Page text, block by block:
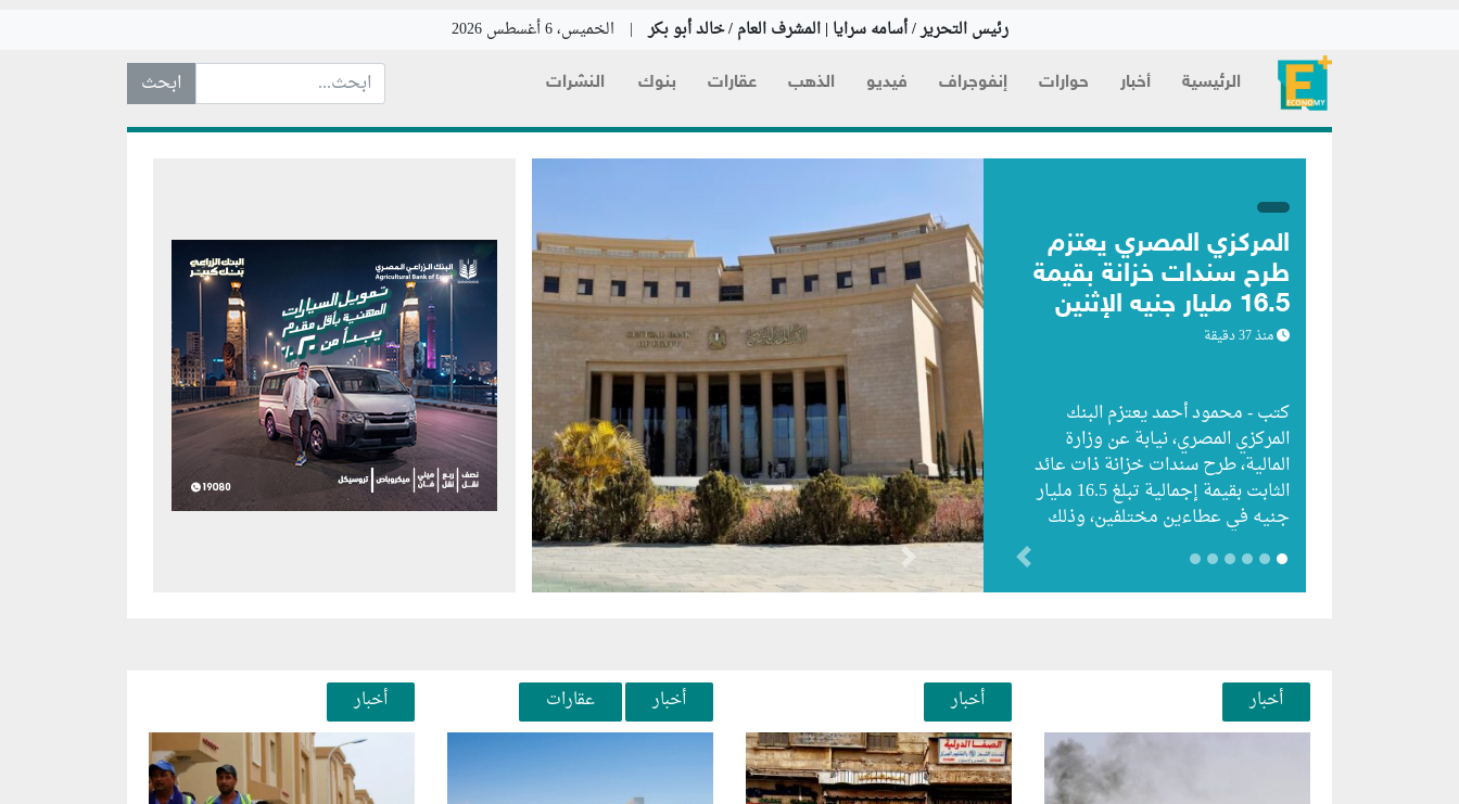
رئيس التحرير / أسامه سرايا | المشرف العام / خالد أبو بكر | الخميس، 6 أغسطس 2026
الرئيسية أخبار حوارات إنفوجراف فيديو الذهب عقارات بنوك النشرات ابحث عن... :
المركزي المصري يعتزم
طرح سندات خزانة بقيمة
16.5 مليار جنيه الإثنين
كتب - محمود أحمد يعتزم البنك
المركزي المصري، نيابة عن وزارة
المالية، طرح سندات خزانة ذات عائد
الثابت بقيمة إجمالية تبلغ 16.5 مليار
جنيه في عطاءين مختلفين، وذلك
مصادر لرويترز: الاتفاق
المقترح بسيطرة إيران
على دخول السفن لهرمز
يصعب تطبيقه
منذ ساعتين
قالت أربعة مصادر في قطاع الشحن
لوكالة "رويترز" إن الاتفاق المقترح
بين إيران وسلطنة عمان، ويمنح
طهران السيطرة على السفن الداخلة
إلى الخليج عبر مضيق هرمز، يواجه
صعوبات كبيرة في…
Previous
Next
أخبار أخبار أخبار عقارات أخبار